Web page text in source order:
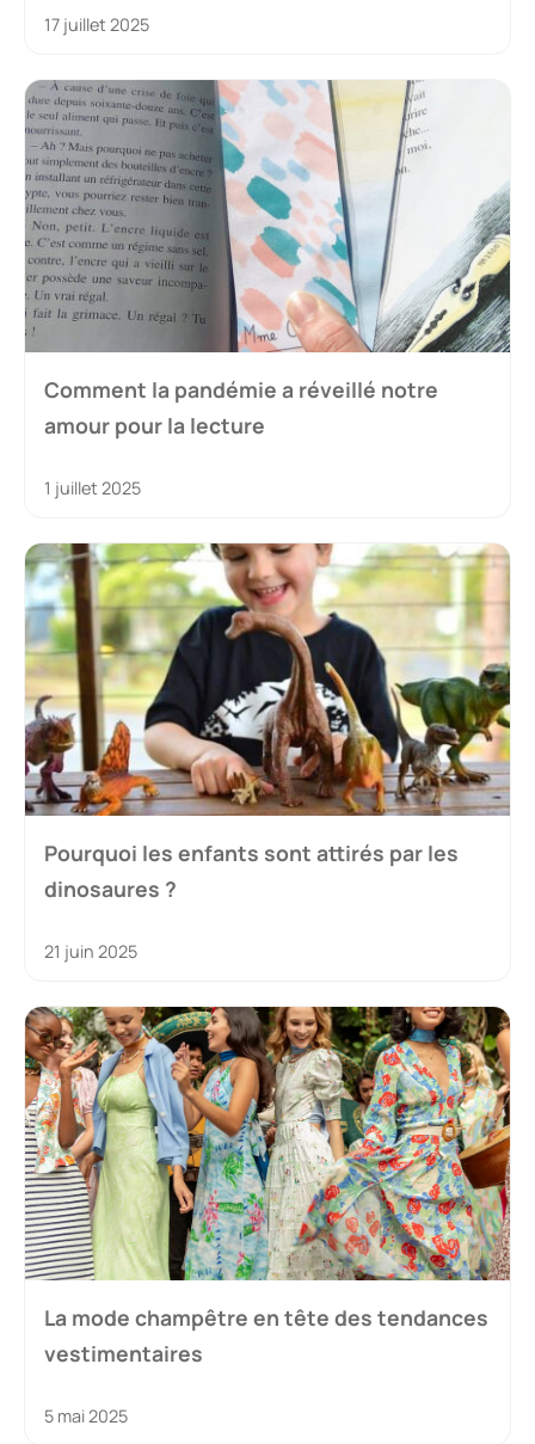
17 juillet 2025
Comment la pandémie a réveillé notre
amour pour la lecture
1 juillet 2025
Pourquoi les enfants sont attirés par les
dinosaures ?
21 juin 2025
La mode champêtre en tête des tendances
vestimentaires
5 mai 2025